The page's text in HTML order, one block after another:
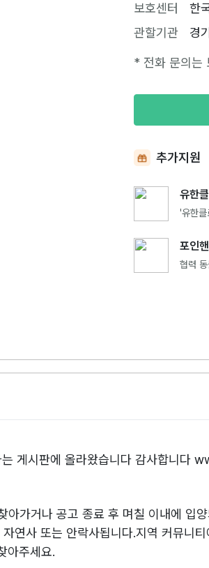
보호센터
한
관할기관
경
* 전화 문의는
추가지원
유한
'유한
포인
협력
게시판에 올라왔습니다 감사합니다
가거나 공고 종료 후 며칠 이내에 입
연사 또는 안락사됩니다.지역 커뮤니
아주세요.